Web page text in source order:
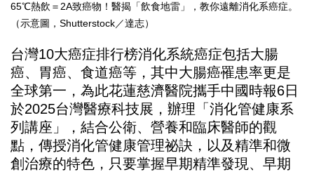
65℃熱飲＝2A致癌物！醫揭「飲食地雷」，教你遠離消化系癌症。
（示意圖，Shutterstock／達志）
台灣10大癌症排行榜消化系統癌症包括大腸
癌、胃癌、食道癌等，其中大腸癌罹患率更是
全球第一，為此花蓮慈濟醫院攜手中國時報6日
於2025台灣醫療科技展，辦理「消化管健康系
列講座」，結合公衛、營養和臨床醫師的觀
點，傳授消化管健康管理祕訣，以及精準和微
創治療的特色，只要掌握早期精準發現、早期